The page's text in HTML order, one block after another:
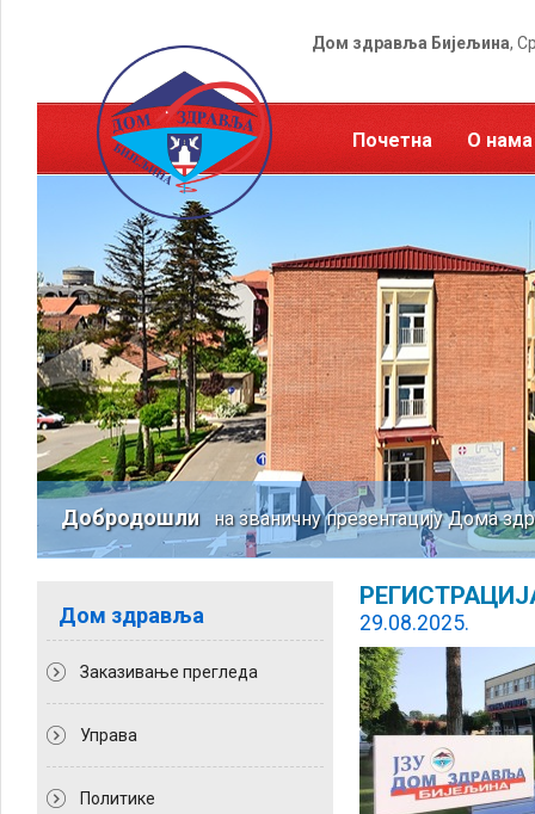
Дом здравља Бијељина,
Почетна О нама
Добродошлина званичну презентацију Дома
Дом здравља
Заказивање прегледа
Управа
Политикe
29.08.2025.